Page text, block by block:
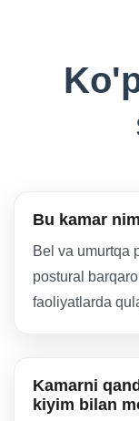
Bu kamar
Bel va umurtqa
postural
faoliyatlarda
Kamarni
kiyim bilan